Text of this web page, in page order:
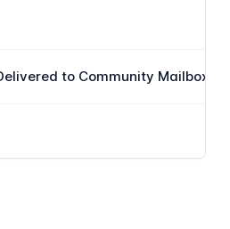
to Community Mailbox or